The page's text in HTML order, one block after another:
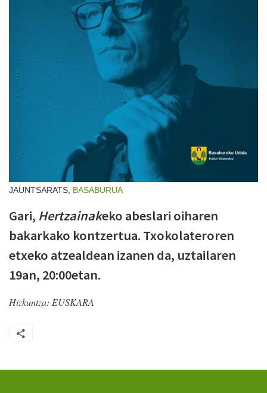
JAUNTSARATS, BASABURUA
Gari, Hertzainakeko abeslari oiharen
bakarkako kontzertua. Txokolateroren
etxeko atzealdean izanen da, uztailaren
19an, 20:00etan.
Hizkuntza: EUSKARA